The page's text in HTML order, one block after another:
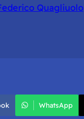
Quagliuolo
WhatsApp